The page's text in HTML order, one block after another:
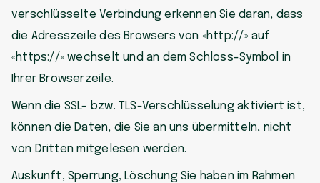
verschlüsselte Verbindung erkennen Sie daran, dass
die Adresszeile des Browsers von «http://» auf
«https://» wechselt und an dem Schloss-Symbol in
Ihrer Browserzeile.
Wenn die SSL- bzw. TLS-Verschlüsselung aktiviert ist,
können die Daten, die Sie an uns übermitteln, nicht
von Dritten mitgelesen werden.
Auskunft, Sperrung, Löschung Sie haben im Rahmen